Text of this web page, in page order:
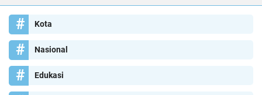
Kota
Nasional
Edukasi